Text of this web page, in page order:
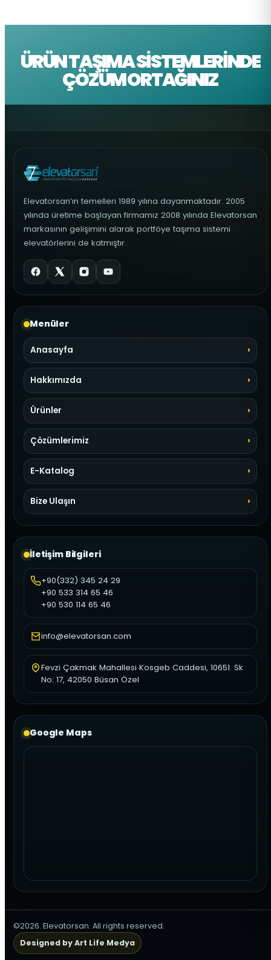
ÜRÜN TAŞIMA SISTEMLERINDE
ÇÖZÜM ORTAĞINIZ
Elevatorsan’ın temelleri 1989 yılına dayanmaktadır. 2005
yılında üretime başlayan firmamız 2008 yılında Elevatorsan
markasının gelişimini alarak portföye taşıma sistemi
elevatörlerini de katmıştır.
Menüler
Anasayfa
Hakkımızda
Ürünler
Çözümlerimiz
E-Katalog
Bize Ulaşın
İletişim Bilgileri
+90(332) 345 24 29
+90 533 314 65 46
+90 530 114 65 46
info@elevatorsan.com
Fevzi Çakmak Mahallesi Kosgeb Caddesi, 10651. Sk
No: 17, 42050 Büsan Özel
Google Maps
©2026. Elevatorsan. All rights reserved.
Designed by Art Life Medya